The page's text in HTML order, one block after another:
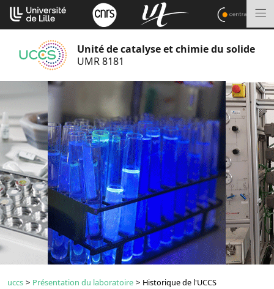
Aller
au
contenu
Unité de catalyse et chimie du solide
UMR 8181
uccs > Présentation du laboratoire > Historique de l'UCCS
Cookies management panel